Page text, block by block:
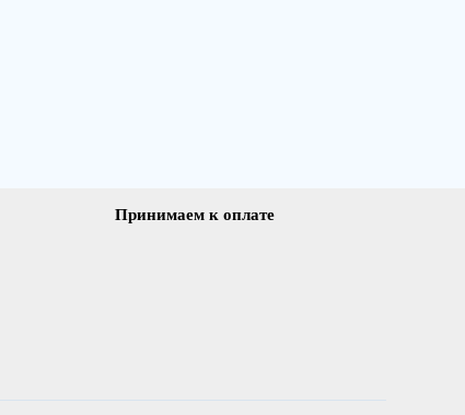
Принимаем к оплате